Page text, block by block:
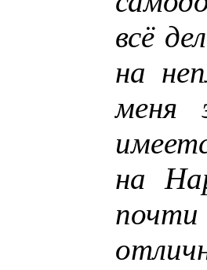
всё
на
меня
на